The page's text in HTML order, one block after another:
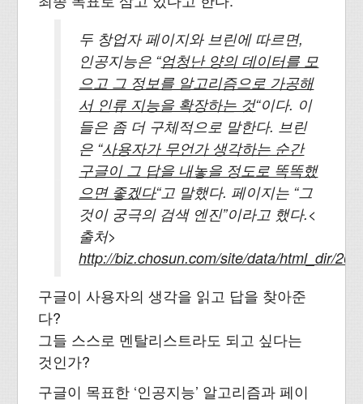
두 창업자 페이지와 브린에 따르면,
인공지능은 “엄청난 양의 데이터를 모
으고 그 정보를 알고리즘으로 가공해
서 인류 지능을 확장하는 것“이다. 이
들은 좀 더 구체적으로 말한다. 브린
은 “사용자가 무언가 생각하는 순간
구글이 그 답을 내놓을 정도로 똑똑했
으면 좋겠다“고 말했다. 페이지는 “그
것이 궁극의 검색 엔진”이라고 했다.<
출처>
http://biz.chosun.com/site/data/html_dir/
구글이 사용자의 생각을 읽고 답을 찾아준
다?
그들 스스로 멘탈리스트라도 되고 싶다는
것인가?
구글이 목표한 ‘인공지능’ 알고리즘과 페이